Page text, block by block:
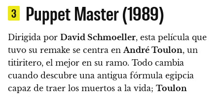
3 Puppet Master (1989)
Dirigida por David Schmoeller, esta película que
tuvo su remake se centra enAndré Toulon, un
titiritero, el mejor en su ramo. Todo cambia
cuando descubre una antigua fórmula egipcia
capaz de traer los muertos a la vida; Toulon